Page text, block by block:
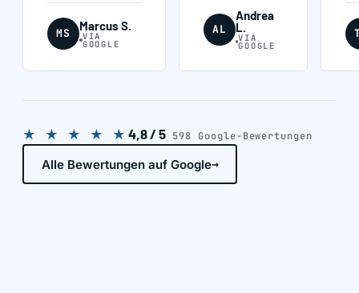
MS
Marcus S.
VIA
GOOGLE
AL
Andrea
L.
VIA
GOOGLE
★ ★ ★ ★ ★ 4,8/ 5 598 Google-Bewertungen
Alle Bewertungen auf Google→